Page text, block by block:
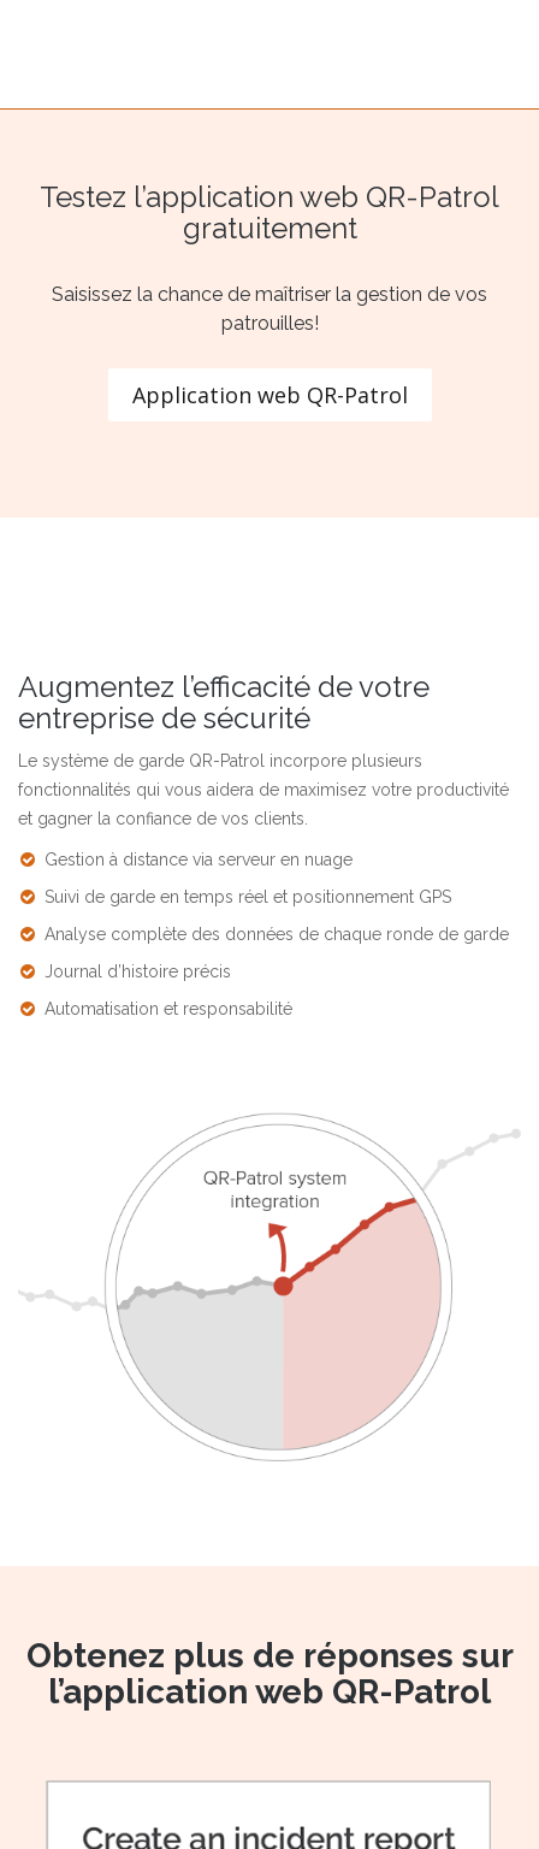
Testez l’application web QR-Patrol
gratuitement
Saisissez la chance de maîtriser la gestion de vos
patrouilles!
Application web QR-Patrol
Augmentez l’efficacité de votre
entreprise de sécurité
Le système de garde QR-Patrol incorpore plusieurs
fonctionnalités qui vous aidera de maximisez votre productivité
et gagner la confiance de vos clients.
Gestion à distance via serveur en nuage
Suivi de garde en temps réel et positionnement GPS
Analyse complète des données de chaque ronde de garde
Journal d’histoire précis
Automatisation et responsabilité
Obtenez plus de réponses sur
l’application web QR-Patrol